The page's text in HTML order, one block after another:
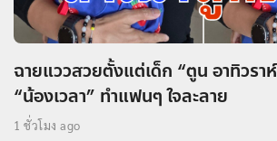
ฉายแววสวยตั้งแต่เด็ก “ตูน อาทิวรา
“น้องเวลา” ทำแฟนๆ ใจละลาย
1 ชั่วโมง ago